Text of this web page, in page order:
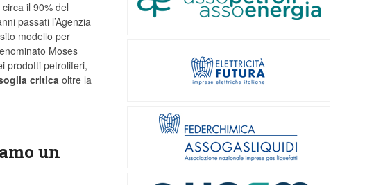
il 90% del
passati l’Agenzia
modello per
Moses
prodotti petroliferi,
critica oltre la
un